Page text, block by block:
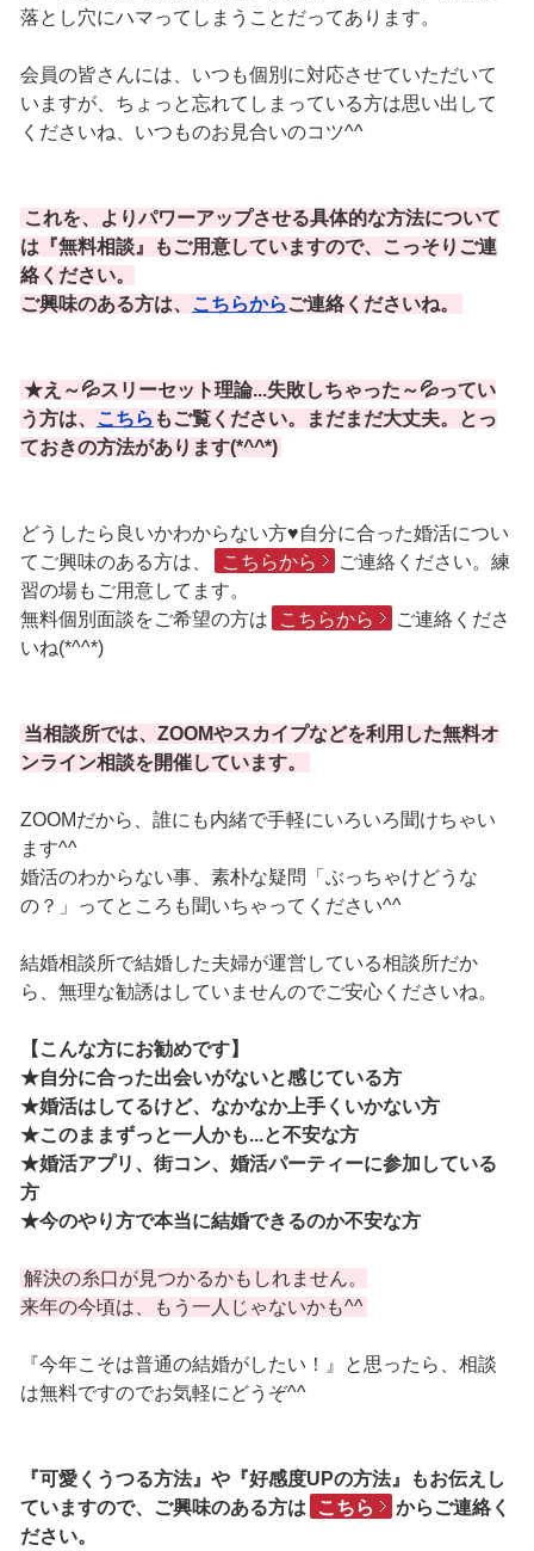
落とし穴にハマってしまうことだってあります。
会員の皆さんには、いつも個別に対応させていただいて
いますが、ちょっと忘れてしまっている方は思い出して
くださいね、いつものお見合いのコツ^^
これを、よりパワーアップさせる具体的な方法について
は『無料相談』もご用意していますので、こっそりご連
絡ください。
ご興味のある方は、 こちらから ご連絡くださいね。
★え～💦スリーセット理論...失敗しちゃった～💦ってい
う方は、 こちら もご覧ください。まだまだ大丈夫。とっ
ておきの方法があります(*^^*)
どうしたら良いかわからない方♥自分に合った婚活につい
てご興味のある方は、
こちらから
ご連絡ください。練
習の場もご用意してます。
無料個別面談をご希望の方は
こちらから
ご連絡くださ
いね(*^^*)
当相談所では、ZOOMやスカイプなどを利用した無料オ
ンライン相談を開催しています。
ZOOMだから、誰にも内緒で手軽にいろいろ聞けちゃい
ます^^
婚活のわからない事、素朴な疑問「ぶっちゃけどうな
の？」ってところも聞いちゃってください^^
結婚相談所で結婚した夫婦が運営している相談所だか
ら、無理な勧誘はしていませんのでご安心くださいね。
【こんな方にお勧めです】
★自分に合った出会いがないと感じている方
★婚活はしてるけど、なかなか上手くいかない方
★このままずっと一人かも...と不安な方
★婚活アプリ、街コン、婚活パーティーに参加している
方
★今のやり方で本当に結婚できるのか不安な方
解決の糸口が見つかるかもしれません。
来年の今頃は、もう一人じゃないかも^^
『今年こそは普通の結婚がしたい！』と思ったら、相談
は無料ですのでお気軽にどうぞ^^
『可愛くうつる方法』や『好感度UPの方法』もお伝えし
ていますので、ご興味のある方は
こちら
からご連絡く
ださい。